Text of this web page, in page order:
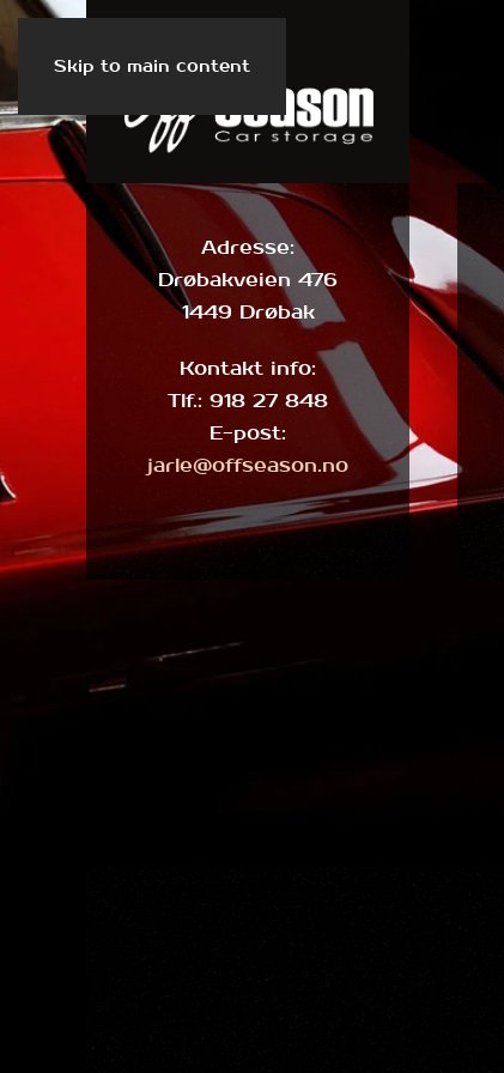
Skip to main content
Adresse:
Drøbakveien 476
1449 Drøbak
Kontakt info:
Tlf.: 918 27 848
E-post:
jarle@offseason.no